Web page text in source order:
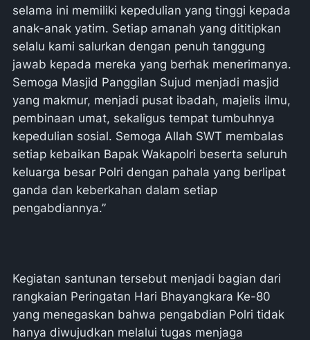
selama ini memiliki kepedulian yang tinggi kepada
anak-anak yatim. Setiap amanah yang dititipkan
selalu kami salurkan dengan penuh tanggung
jawab kepada mereka yang berhak menerimanya.
Semoga Masjid Panggilan Sujud menjadi masjid
yang makmur, menjadi pusat ibadah, majelis ilmu,
pembinaan umat, sekaligus tempat tumbuhnya
kepedulian sosial. Semoga Allah SWT membalas
setiap kebaikan Bapak Wakapolri beserta seluruh
keluarga besar Polri dengan pahala yang berlipat
ganda dan keberkahan dalam setiap
pengabdiannya.”
Kegiatan santunan tersebut menjadi bagian dari
rangkaian Peringatan Hari Bhayangkara Ke-80
yang menegaskan bahwa pengabdian Polri tidak
hanya diwujudkan melalui tugas menjaga